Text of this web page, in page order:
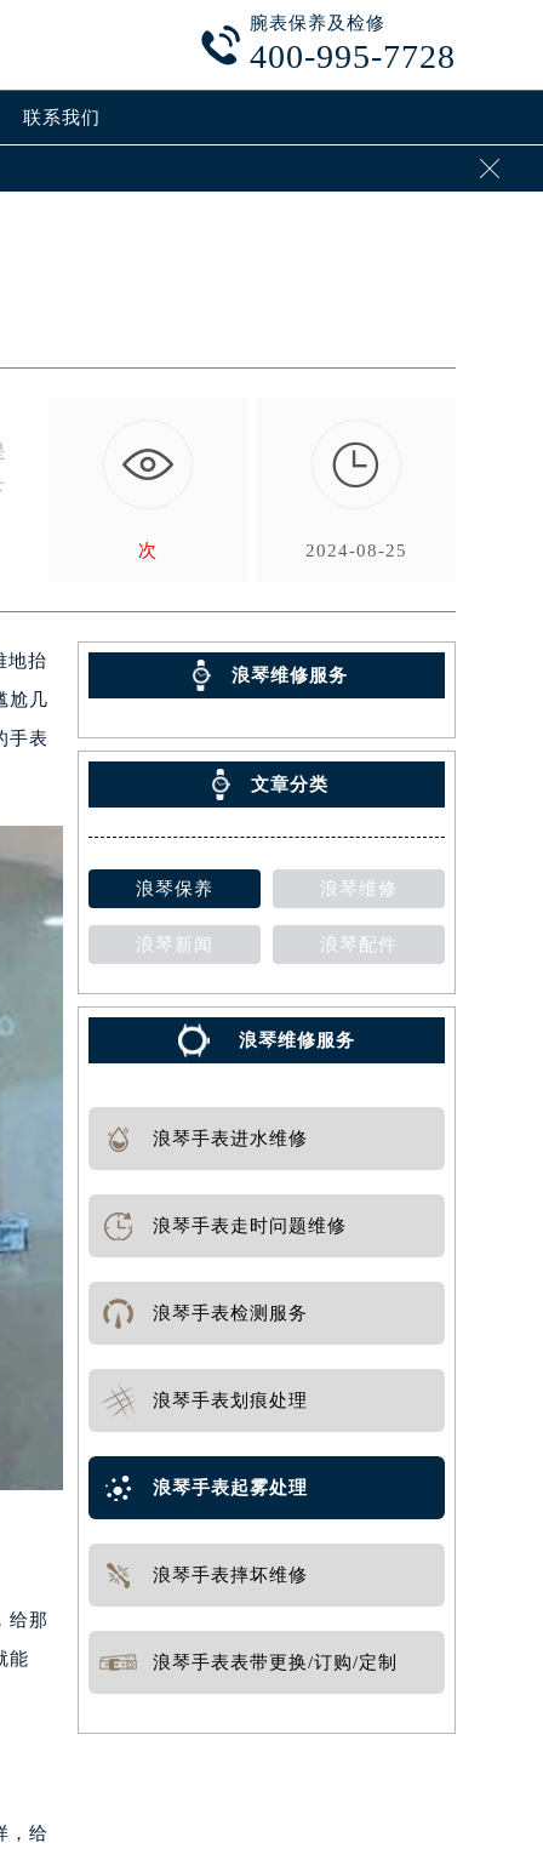

腕表保养及检修
400-995-7728
联系我们

次

2024-08-25
地抬
尬几
手表
给那
能
，给
浪琴维修服务
文章分类
浪琴保养 浪琴维修
浪琴新闻 浪琴配件
浪琴维修服务
浪琴手表进水维修
浪琴手表走时问题维修
浪琴手表检测服务
浪琴手表划痕处理
浪琴手表起雾处理
浪琴手表摔坏维修
浪琴手表表带更换/订购/定制